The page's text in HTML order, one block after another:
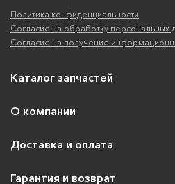
Политика конфиденциальности
Согласие на обработку персональных
Согласие на получение
Каталог запчастей
О компании
Доставка и оплата
Гарантия и возврат